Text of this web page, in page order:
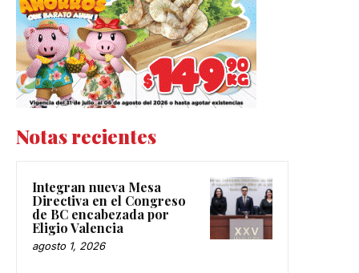
Notas recientes
Integran nueva Mesa
Directiva en el Congreso
de BC encabezada por
Eligio Valencia
agosto 1, 2026